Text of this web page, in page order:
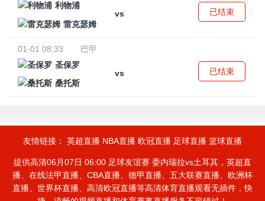
利物浦
vs
雷克瑟姆
已结束
01-01 08:33
巴甲
圣保罗
vs
桑托斯
已结束
友情链接： 英超直播 NBA直播 欧冠直播 足球直播 篮球直播
提供高清06月07日 06:00 足球友谊赛 委内瑞拉vs土耳其，英超直
播、在线法甲直播、CBA直播、德甲直播、五大联赛直播、欧洲杯
直播、世界杯直播、高清欧冠直播等高清体育直播观看无插件，快